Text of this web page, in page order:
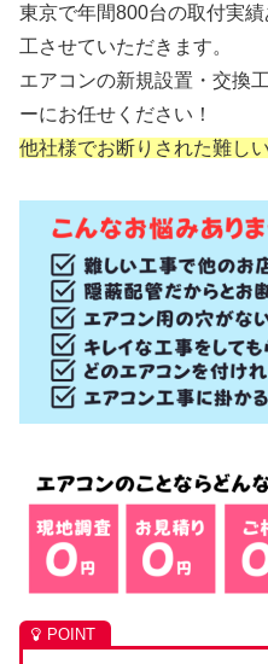
東京で年間800台の取付実
工させていただきます。
エアコンの新規設置・交換
ーにお任せください！
他社様でお断りされた難し